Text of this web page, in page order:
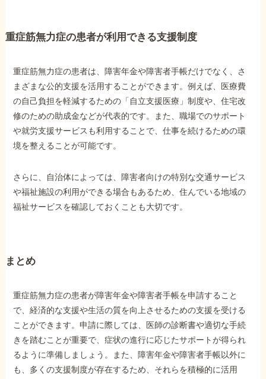
重症筋無力症の患者が利用できる支援制度
重症筋無力症の患者は、障害年金や障害者手帳だけでなく、さ
まざまな公的支援を活用することができます。例えば、医療費
の自己負担を軽減するための「自立支援医療」制度や、住宅改
修のための助成金などが代表的です。また、職場でのサポート
や就労支援サービスも利用することで、仕事を続けるための環
境を整えることが可能です。
さらに、自治体によっては、障害者向けの特別な交通サービス
や福祉施設の利用ができる場合もあるため、住んでいる地域の
福祉サービスを確認しておくことも大切です。
まとめ
重症筋無力症の患者が障害年金や障害者手帳を申請すること
で、経済的な支援や生活の質を向上させるための支援を受ける
ことができます。申請に際しては、医師の診断書や適切な手続
きを踏むことが重要で、症状の進行に応じたサポートが得られ
るように準備しましょう。また、障害年金や障害者手帳以外に
も、多くの支援制度が存在するため、それらを積極的に活用